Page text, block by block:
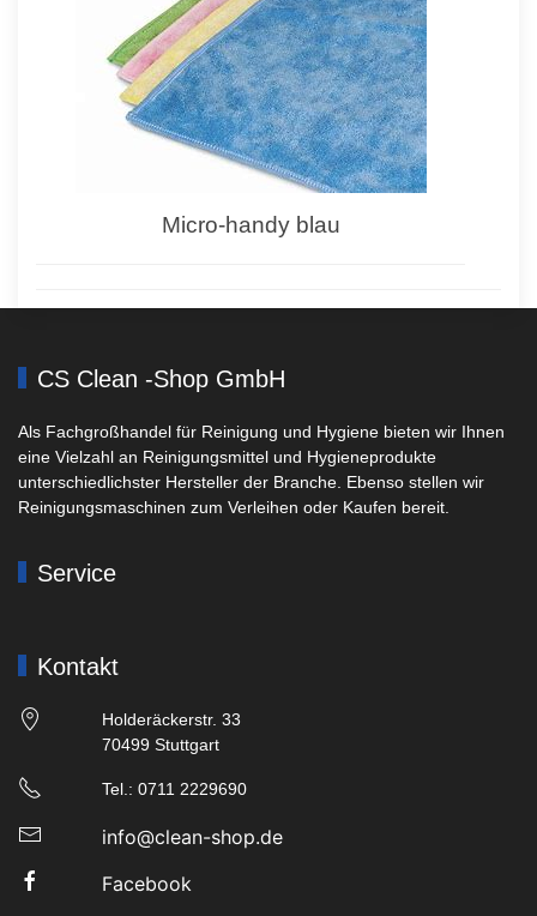
Micro-handy blau
CS Clean -Shop GmbH
Als Fachgroßhandel für Reinigung und Hygiene bieten wir Ihnen
eine Vielzahl an Reinigungsmittel und Hygieneprodukte
unterschiedlichster Hersteller der Branche. Ebenso stellen wir
Reinigungsmaschinen zum Verleihen oder Kaufen bereit.
Service
Kontakt
Holderäckerstr. 33
70499 Stuttgart
Tel.: 0711 2229690
info@clean-shop.de
Facebook